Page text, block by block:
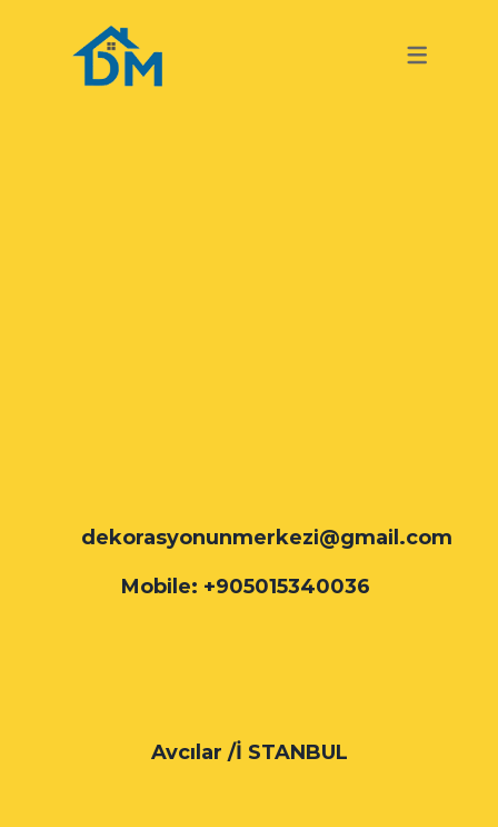
TURKISH
dekorasyonunmerkezi@gmail.com
Mobile: +905015340036
Avcılar /İ STANBUL